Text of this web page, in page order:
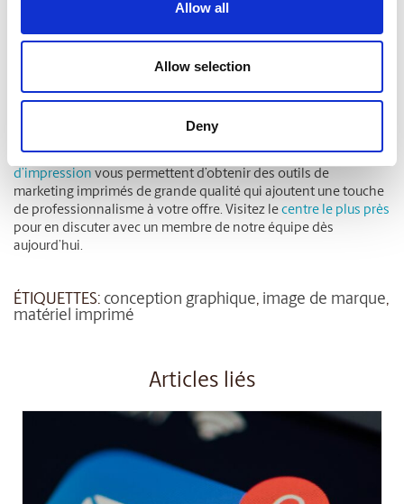
Allow all
Allow selection
Deny
Imprimez vos outils de
marketing aux centres The
UPS Store
The UPS Store peut répondre à vos besoins professionnels
grâce à sesSolutions pour petites entreprises. Nosservices
d’impression vous permettent d’obtenir des outils de
marketing imprimés de grande qualité qui ajoutent une touche
de professionnalisme à votre offre. Visitez le centre le plus près
pour en discuter avec un membre de notre équipe dès
aujourd’hui.
ÉTIQUETTES: conception graphique, image de marque,
matériel imprimé
Articles liés